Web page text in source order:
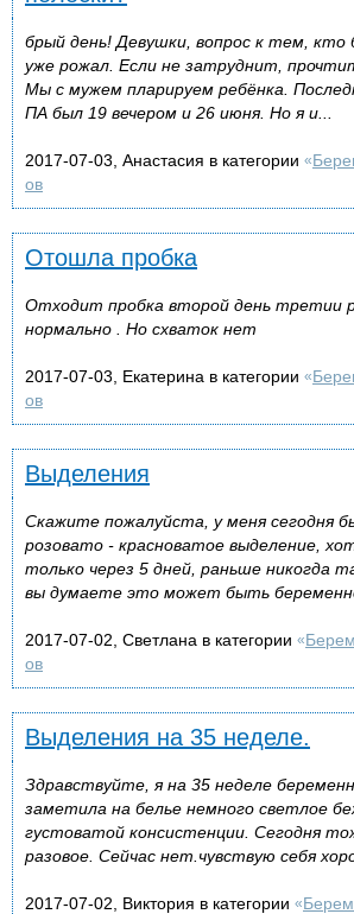
брый день! Девушки, вопрос к тем, кто
уже рожал. Если не затруднит,
Мы с мужем пларируем ребёнка.
ПА был 19 вечером и 26 июня. Но я и...
2017-07-03, Анастасия в категории «
ов
Отошла пробка
Отходит пробка второй день третии
нормально . Но схваток нет
2017-07-03, Екатерина в категории «
ов
Выделения
Скажите пожалуйста, у меня сегодня
розовато - красноватое выделение,
только через 5 дней, раньше никогда
вы думаете это может быть
2017-07-02, Светлана в категории «
ов
Выделения на 35 неделе.
Здравствуйте, я на 35 неделе
заметила на белье немного светлое
густоватой консистенции. Сегодня
разовое. Сейчас нет.чувствую себя
2017-07-02, Виктория в категории «